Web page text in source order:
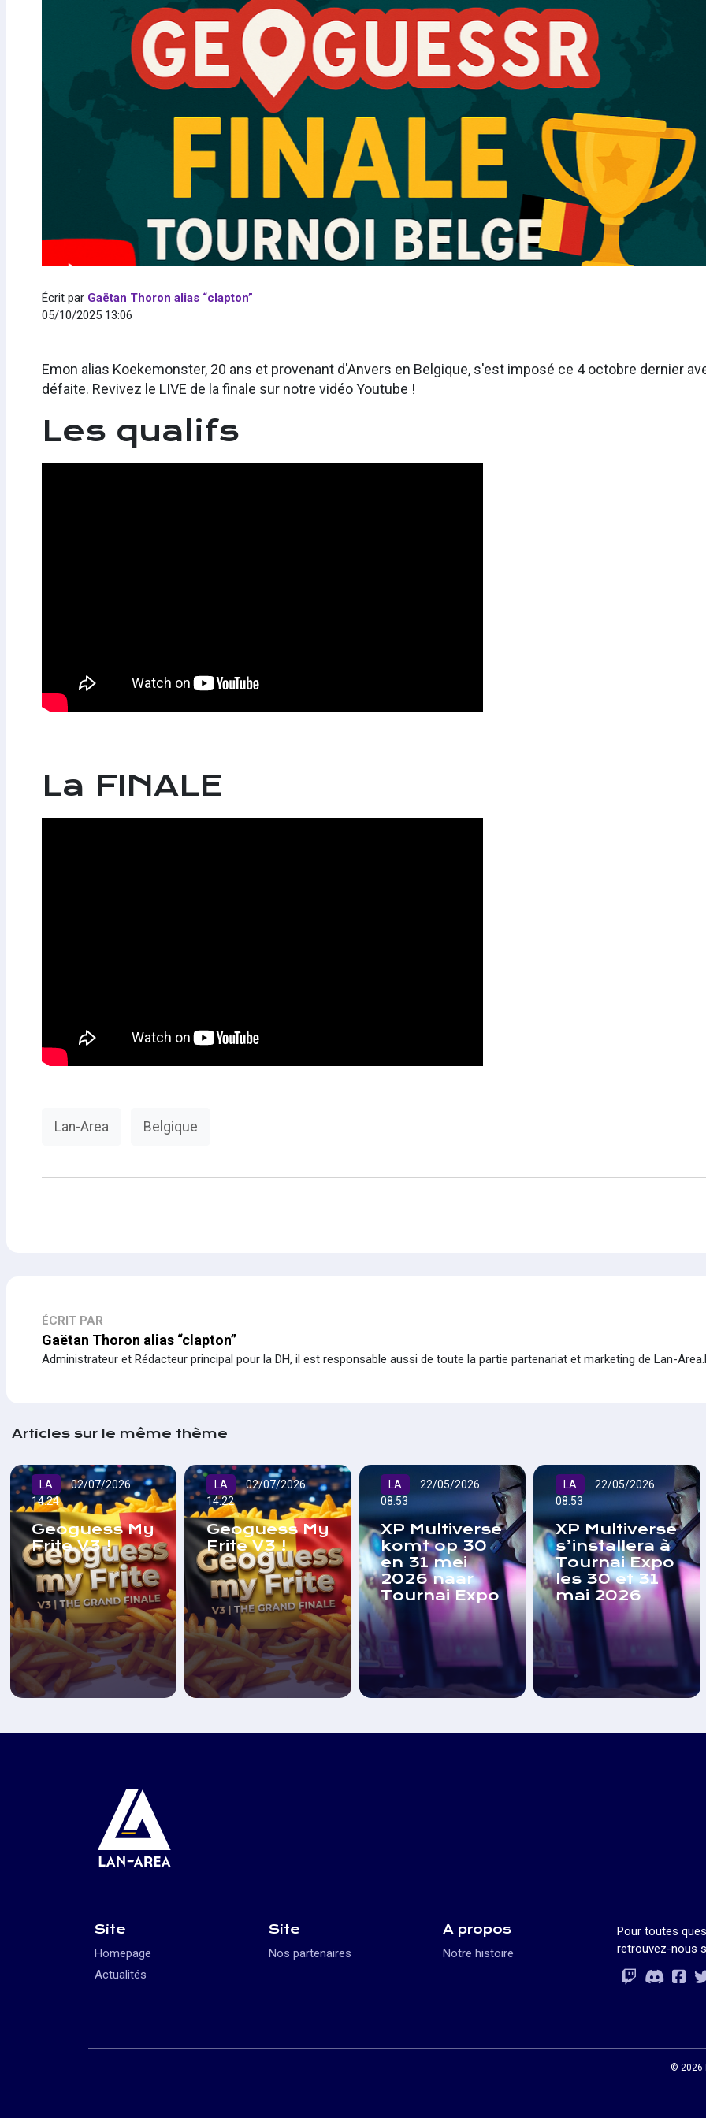
Écrit par Gaëtan Thoron alias “clapton”
05/10/2025 13:06
Emon alias Koekemonster, 20 ans et provenant d'Anvers en Belgique, s'est imposé ce 4 octobre dernier
défaite. Revivez le LIVE de la finale sur notre vidéo Youtube !
Les qualifs
La FINALE
Lan-Area Belgique
ÉCRIT PAR
Gaëtan Thoron alias “clapton”
Administrateur et Rédacteur principal pour la DH, il est responsable aussi de toute la partie partenariat et marketing de Lan-
Articles sur le même thème
LA
02/07/2026
14:24
Geoguess My
Frite V3 !
LA
02/07/2026
14:22
Geoguess My
Frite V3 !
LA
22/05/2026
08:53
XP Multiverse
komt op 30
en 31 mei
2026 naar
Tournai Expo
LA
22/05/2026
08:53
XP Multiverse
s’installera à
Tournai Expo
les 30 et 31
mai 2026
Site
Homepage
Actualités
Site
Nos partenaires
A propos
Notre histoire
Pour toutes
retrouvez-nous
Rejoignez-
Rejoignez-
Rejoignez-
Rejoignez-
© 2026